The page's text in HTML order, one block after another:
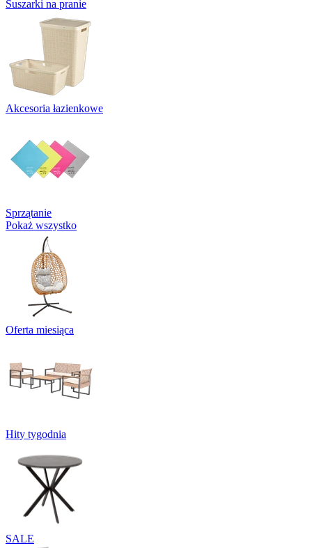
Suszarki na pranie
Akcesoria łazienkowe
Sprzątanie
Pokaż wszystko
Oferta miesiąca
Hity tygodnia
SALE